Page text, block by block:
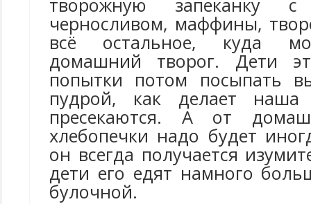
творожную запеканку
черносливом, маффины,
всё остальное, куда
домашний творог. Дети
попытки потом посыпать
пудрой, как делает
пресекаются. А от
хлебопечки надо будет
он всегда получается
дети его едят намного
булочной.